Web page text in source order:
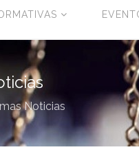
Noticias